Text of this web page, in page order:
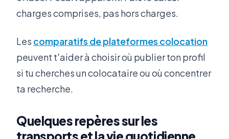
charges comprises, pas hors charges.
Les comparatifs de plateformes colocation
peuvent t'aider à choisir où publier ton profil
si tu cherches un colocataire ou où concentrer
ta recherche.
Quelques repères sur les
transports et la vie quotidienne